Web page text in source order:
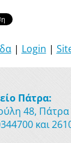
| Login |
Πάτρα:
48, Πάτρα
και